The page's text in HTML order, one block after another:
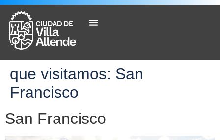
que visitamos: San
Francisco
San Francisco